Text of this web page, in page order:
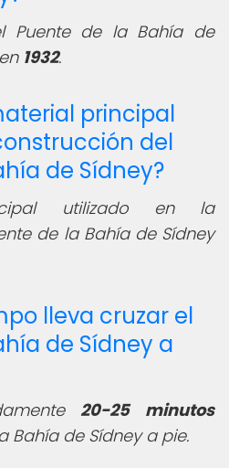
Puente de la Bahía de
1932.
principal
del
de Sídney?
utilizado en la
de la Bahía de Sídney
lleva cruzar el
de Sídney a
20-25 minutos
Bahía de Sídney a pie.